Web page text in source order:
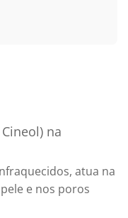
na
atua na
e nos poros